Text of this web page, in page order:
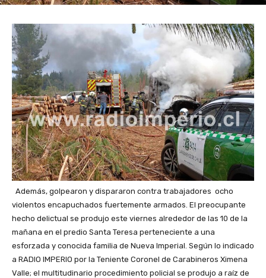
Además, golpearon y dispararon contra trabajadores ocho
violentos encapuchados fuertemente armados. El preocupante
hecho delictual se produjo este viernes alrededor de las 10 de la
mañana en el predio Santa Teresa perteneciente a una
esforzada y conocida familia de Nueva Imperial. Según lo indicado
a RADIO IMPERIO por la Teniente Coronel de Carabineros Ximena
Valle; el multitudinario procedimiento policial se produjo a raíz de